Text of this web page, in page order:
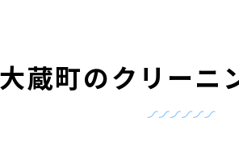
大蔵町のクリーニ